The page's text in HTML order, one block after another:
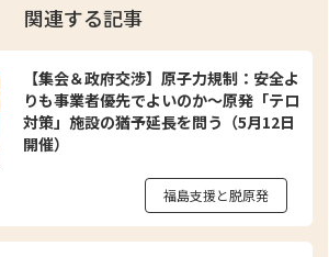
関連する記事
【集会＆政府交渉】原子力規制：安全よ
りも事業者優先でよいのか～原発「テロ
対策」施設の猶予延長を問う（5月12日
開催）
福島支援と脱原発